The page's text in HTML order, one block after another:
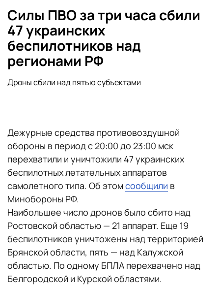
Силы ПВО за три часа сбили
47 украинских
беспилотников над
регионами РФ
Дроны сбили над пятью субъектами
Дежурные средства противовоздушной
обороны в период с 20:00 до 23:00 мск
перехватили и уничтожили 47 украинских
беспилотных летательных аппаратов
самолетного типа. Об этомсообщили в
Минобороны РФ.
Наибольшее число дронов было сбито над
Ростовской областью — 21 аппарат. Еще 19
беспилотников уничтожены над территорией
Брянской области, пять — над Калужской
областью. По одному БПЛА перехвачено над
Белгородской и Курской областями.